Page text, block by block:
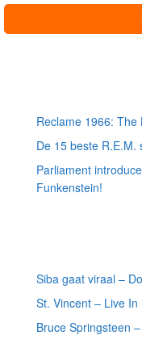
Reclame 1966: The
De 15 beste R.E.M.
Parliament
Funkenstein!
Siba gaat viraal –
St. Vincent – Live In
Bruce Springsteen